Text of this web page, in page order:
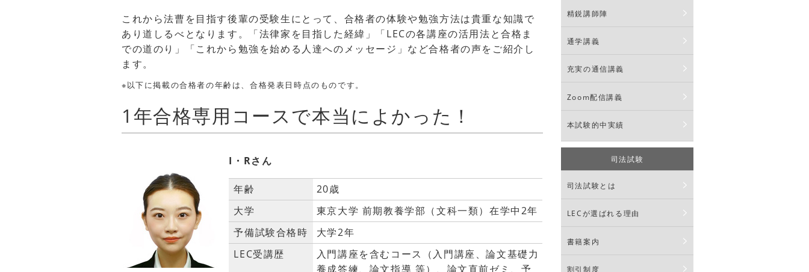
これから法曹を目指す後輩の受験生にとって、合格者の体験や勉強方法は貴重な知識で
あり道しるべとなります。「法律家を目指した経緯」「LECの各講座の活用法と合格ま
での道のり」「これから勉強を始める人達へのメッセージ」など合格者の声をご紹介し
ます。
※以下に掲載の合格者の年齢は、合格発表日時点のものです。
1年合格専用コースで本当によかった！
I・Rさん
年齢
20歳
大学
東京大学 前期教養学部（文科一類）在学中2年
予備試験合格時
大学2年
LEC受講歴
入門講座を含むコース（入門講座、論文基礎力
養成答練、論文指導 等）、論文直前ゼミ、予
精鋭講師陣
通学講義
充実の通信講義
Zoom配信講義
本試験的中実績
司法試験
司法試験とは
LECが選ばれる理由
書籍案内
割引制度